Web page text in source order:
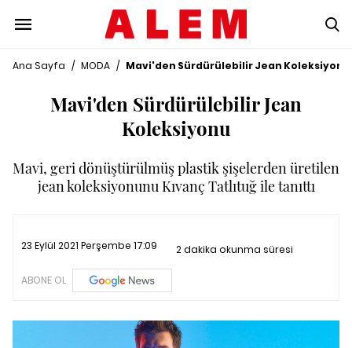
Ana Sayfa / MODA / Mavi'den Sürdürülebilir Jean Koleksiyonu
Mavi'den Sürdürülebilir Jean
Koleksiyonu
Mavi, geri dönüştürülmüş plastik şişelerden üretilen
jean koleksiyonunu Kıvanç Tatlıtuğ ile tanıttı
23 Eylül 2021 Perşembe 17:09 2 dakika okunma süresi
ABONE OL